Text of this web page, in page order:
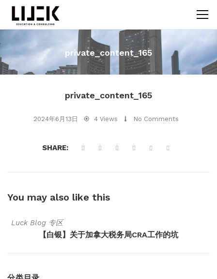
private_content_165
private_content_165
2024年6月13日 4 Views No Comments
SHARE:
You may also like this
Luck Blog 专区
【白银】关于加拿大税务局CRA工作的坑